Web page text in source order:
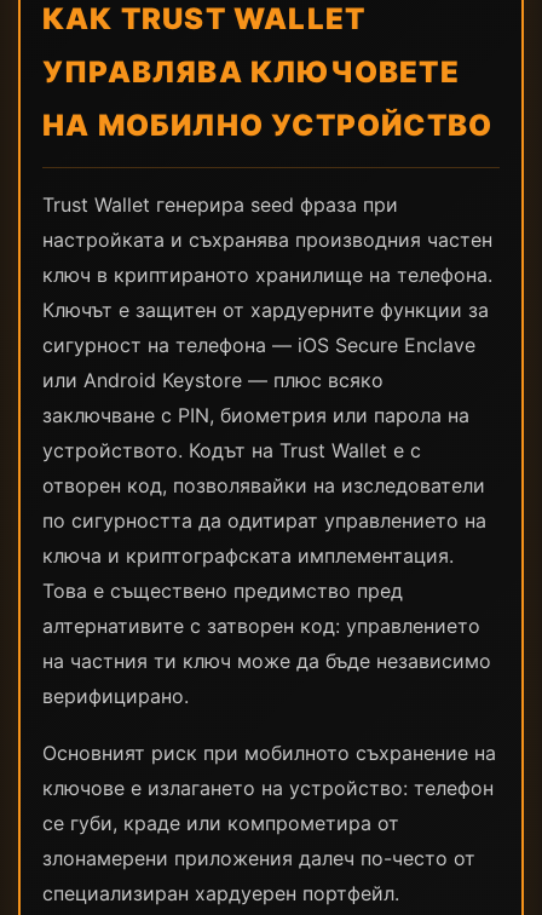
КАК TRUST WALLET
УПРАВЛЯВА КЛЮЧОВЕТЕ
НА МОБИЛНО УСТРОЙСТВО
Trust Wallet генерира seed фраза при
настройката и съхранява производния частен
ключ в криптираното хранилище на телефона.
Ключът е защитен от хардуерните функции за
сигурност на телефона — iOS Secure Enclave
или Android Keystore — плюс всяко
заключване с PIN, биометрия или парола на
устройството. Кодът на Trust Wallet е с
отворен код, позволявайки на изследователи
по сигурността да одитират управлението на
ключа и криптографската имплементация.
Това е съществено предимство пред
алтернативите с затворен код: управлението
на частния ти ключ може да бъде независимо
верифицирано.
Основният риск при мобилното съхранение на
ключове е излагането на устройство: телефон
се губи, краде или компрометира от
злонамерени приложения далеч по-често от
специализиран хардуерен портфейл.